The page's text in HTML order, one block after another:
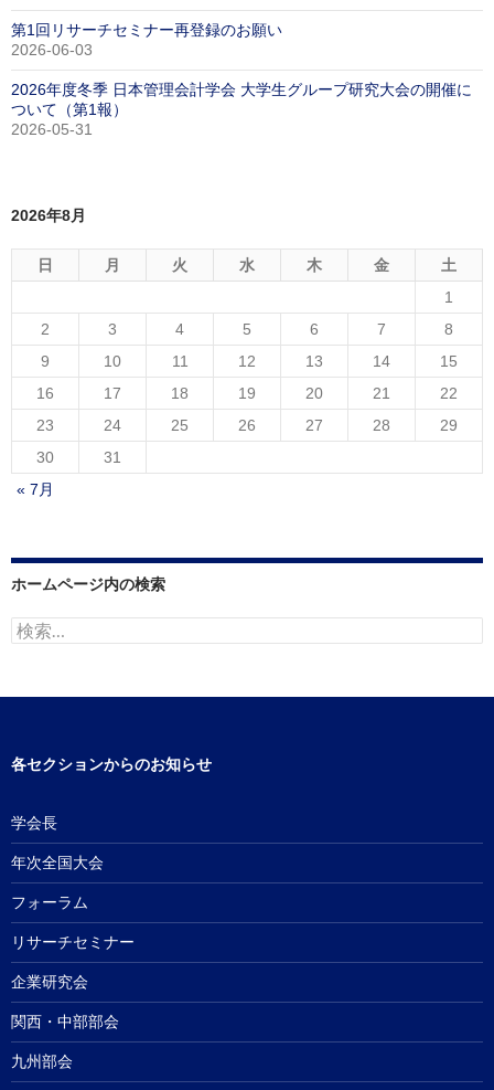
第1回リサーチセミナー再登録のお願い
2026-06-03
2026年度冬季 日本管理会計学会 大学生グループ研究大会の開催に
ついて（第1報）
2026-05-31
2026年8月
日 月 火 水 木 金
土
1
2
3 4 5 6 7
8
9
10 11 12 13 14
15
16
17 18 19 20 21
22
23
24 25 26 27 28
29
30
31
« 7月
ホームページ内の検索
検
索:
各セクションからのお知らせ
学会長
年次全国大会
フォーラム
リサーチセミナー
企業研究会
関西・中部部会
九州部会